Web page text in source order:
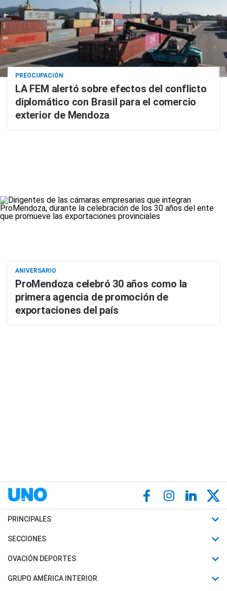
PREOCUPACIÓN
LA FEM alertó sobre efectos del conflicto
diplomático con Brasil para el comercio
exterior de Mendoza
ANIVERSARIO
ProMendoza celebró 30 años como la
primera agencia de promoción de
exportaciones del país
PRINCIPALES
Últimas Noticias
Política
SECCIONES
Horóscopo
Motores
OVACIÓN DEPORTES
Fútbol
GRUPO AMÉRICA INTERIOR